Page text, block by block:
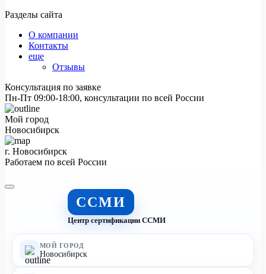
Разделы сайта
О компании
Контакты
еще
Отзывы
Консультация по заявке
Пн-Пт 09:00-18:00, консультации по всей России
Мой город
Новосибирск
г. Новосибирск
Работаем по всей России
ССМИ
Центр сертификации ССМИ
МОЙ ГОРОД
Новосибирск